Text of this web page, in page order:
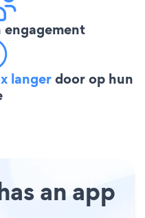
engagement
langerdoor op hun
an app